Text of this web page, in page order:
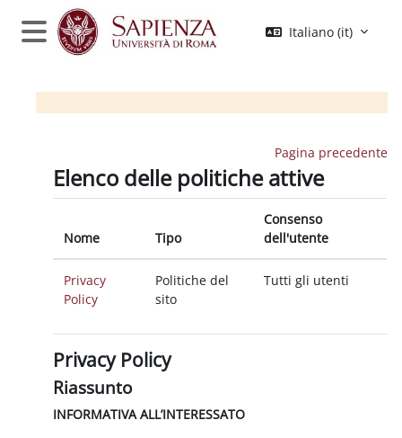
Vai al contenuto principale
Pannello laterale
Italiano ‎(it)‎
Pagina precedente
Elenco delle politiche attive
Nome Tipo
Consenso
dell'utente
Privacy
Policy
Politiche del
sito
Tutti gli utenti
Privacy Policy
Riassunto
INFORMATIVA ALL’INTERESSATO